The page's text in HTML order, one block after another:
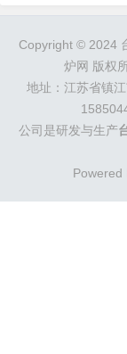
Copyright © 2024
炉网 版权
地址：江苏省镇
公司是研发与生产
Powered